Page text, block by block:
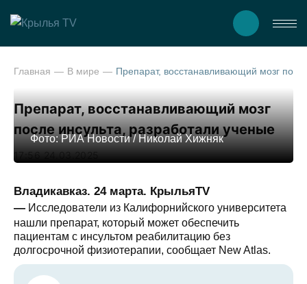
Главная В мире
Препарат, восстанавливающий мозг
после инсульта, разработали ученые
17:56 24.03.2025
Фото: РИА Новости / Николай Хижняк
Владикавказ. 24 марта. КрыльяTV
— Исследователи из Калифорнийского университета
нашли препарат, который может обеспечить
пациентам с инсультом реабилитацию без
долгосрочной физиотерапии, сообщает New Atlas.